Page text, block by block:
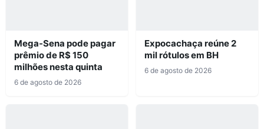
Mega-Sena pode pagar
prêmio de R$ 150
milhões nesta quinta
6 de agosto de 2026
Expocachaça reúne 2
mil rótulos em BH
6 de agosto de 2026